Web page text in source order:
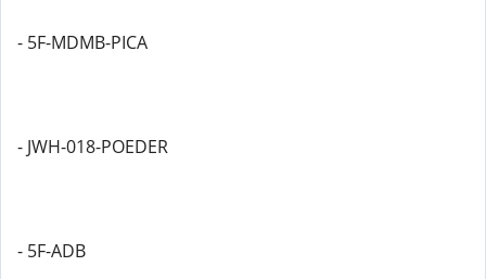
- 5F-MDMB-PICA
- JWH-018-POEDER
- 5F-ADB